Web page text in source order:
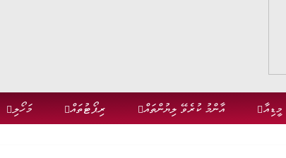
މީޑިއާ އާންމު ކުރެވޭ ލިޔުންތައް ރިޕޯޓުތައް މަހޯލި